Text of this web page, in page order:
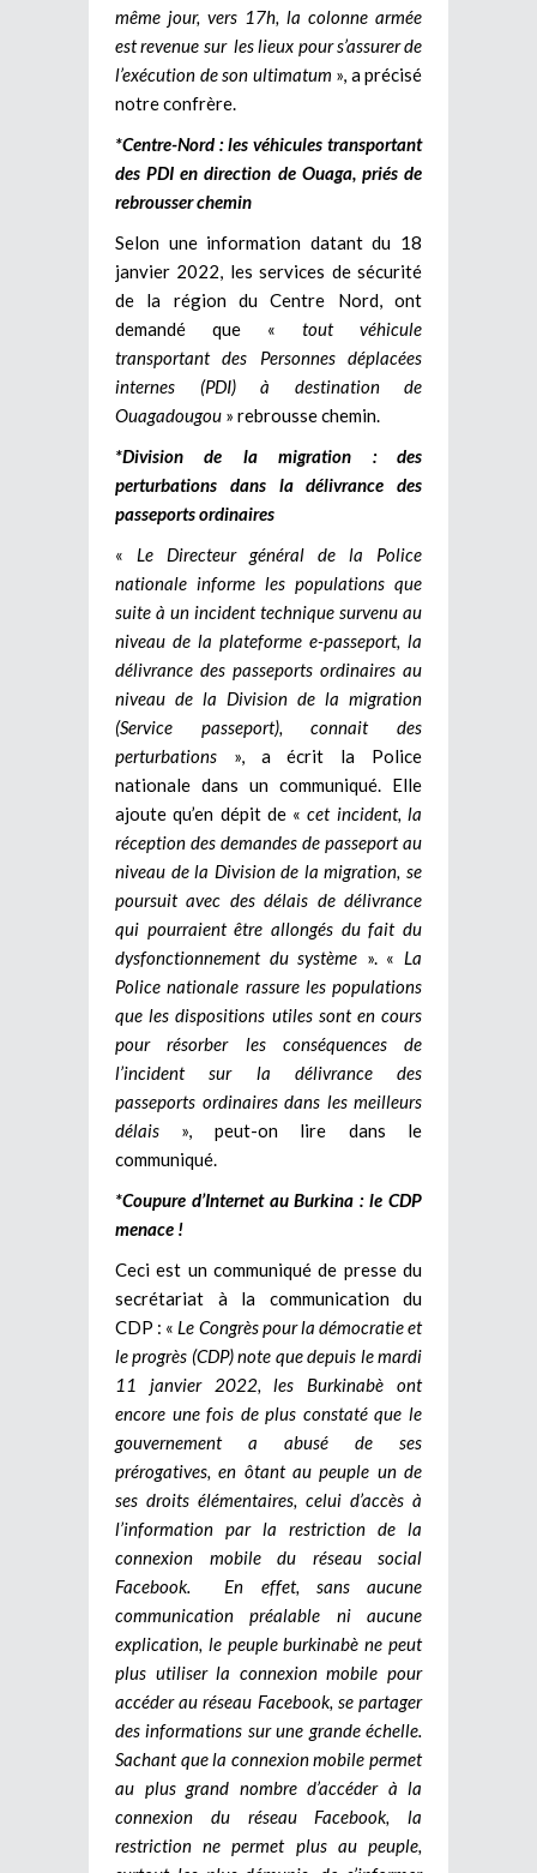
même jour, vers 17h, la colonne armée
est revenue sur les lieux pour s’assurer de
l’exécution de son ultimatum », a précisé
notre confrère.
*Centre-Nord : les véhicules transportant
des PDI en direction de Ouaga, priés de
rebrousser chemin
Selon une information datant du 18
janvier 2022, les services de sécurité
de la région du Centre Nord, ont
demandé que « tout véhicule
transportant des Personnes déplacées
internes (PDI) à destination de
Ouagadougou » rebrousse chemin.
*Division de la migration : des
perturbations dans la délivrance des
passeports ordinaires
« Le Directeur général de la Police
nationale informe les populations que
suite à un incident technique survenu au
niveau de la plateforme e-passeport, la
délivrance des passeports ordinaires au
niveau de la Division de la migration
(Service passeport), connait des
perturbations », a écrit la Police
nationale dans un communiqué. Elle
ajoute qu’en dépit de «cet incident, la
réception des demandes de passeport au
niveau de la Division de la migration, se
poursuit avec des délais de délivrance
qui pourraient être allongés du fait du
dysfonctionnement du système ». « La
Police nationale rassure les populations
que les dispositions utiles sont en cours
pour résorber les conséquences de
l’incident sur la délivrance des
passeports ordinaires dans les meilleurs
délais », peut-on lire dans le
communiqué.
*Coupure d’Internet au Burkina : le CDP
menace !
Ceci est un communiqué de presse du
secrétariat à la communication du
CDP : « Le Congrès pour la démocratie et
le progrès (CDP) note que depuis le mardi
11 janvier 2022, les Burkinabè ont
encore une fois de plus constaté que le
gouvernement a abusé de ses
prérogatives, en ôtant au peuple un de
ses droits élémentaires, celui d’accès à
l’information par la restriction de la
connexion mobile du réseau social
Facebook. En effet, sans aucune
communication préalable ni aucune
explication, le peuple burkinabè ne peut
plus utiliser la connexion mobile pour
accéder au réseau Facebook, se partager
des informations sur une grande échelle.
Sachant que la connexion mobile permet
au plus grand nombre d’accéder à la
connexion du réseau Facebook, la
restriction ne permet plus au peuple,